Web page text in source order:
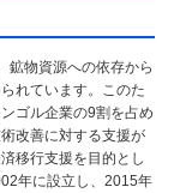
鉱物資源への依存から
れています。このた
ゴル企業の9割を占め
改善に対する支援が
移行支援を目的とし
年に設立し、2015年